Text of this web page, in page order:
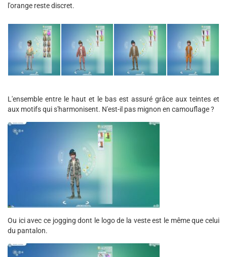
l'orange reste discret.
L'ensemble entre le haut et le bas est assuré grâce aux teintes et
aux motifs qui s'harmonisent. N'est-il pas mignon en camouflage ?
Ou ici avec ce jogging dont le logo de la veste est le même que celui
du pantalon.